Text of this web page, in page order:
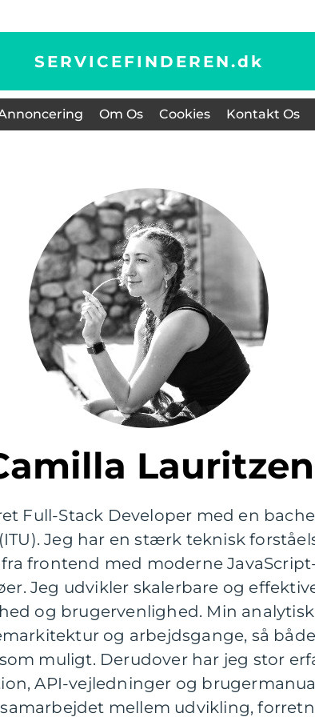
SERVICEFINDEREN.dk
Om Os Cookies Kontakt Os
Camilla Lauritzen
Full-Stack Developer med en
Jeg har en stærk teknisk
fra frontend med moderne
Jeg udvikler skalerbare og
og brugervenlighed. Min
og arbejdsgange, så
muligt. Derudover har jeg stor
API-vejledninger og
mellem udvikling,